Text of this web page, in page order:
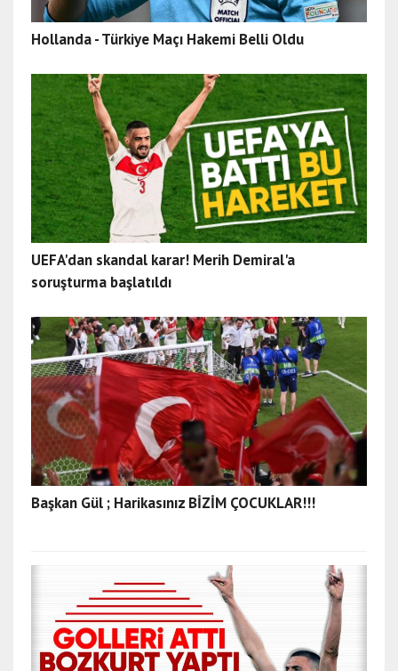
Hollanda - Türkiye Maçı Hakemi Belli Oldu
UEFA'dan skandal karar! Merih Demiral'a
soruşturma başlatıldı
Başkan Gül ; Harikasınız BİZİM ÇOCUKLAR!!!